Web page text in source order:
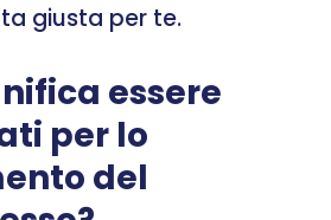
giusta per te.
essere
per lo
del